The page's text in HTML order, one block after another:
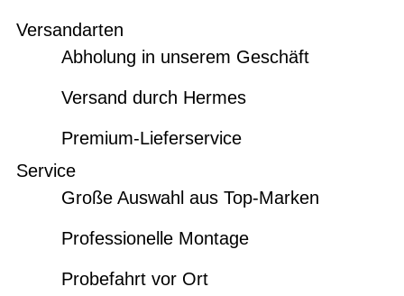
Versandarten
Abholung in unserem Geschäft
Versand durch Hermes
Premium-Lieferservice
Service
Große Auswahl aus Top-Marken
Professionelle Montage
Probefahrt vor Ort